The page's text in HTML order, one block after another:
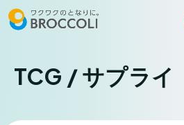
TCG / サプライ